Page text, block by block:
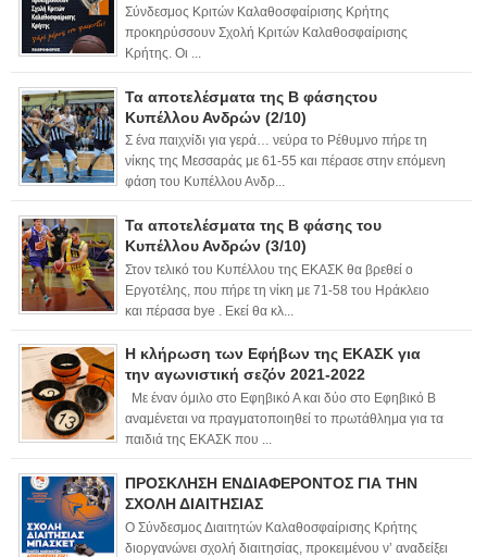
Σύνδεσμος Κριτών Καλαθοσφαίρισης Κρήτης
προκηρύσσουν Σχολή Κριτών Καλαθοσφαίρισης
Κρήτης. Οι ...
Τα αποτελέσματα της Β φάσηςτου
Κυπέλλου Ανδρών (2/10)
Σ ένα παιχνίδι για γερά… νεύρα το Ρέθυμνο πήρε τη
νίκης της Μεσσαράς με 61-55 και πέρασε στην επόμενη
φάση του Κυπέλλου Ανδρ...
Τα αποτελέσματα της Β φάσης του
Κυπέλλου Ανδρών (3/10)
Στον τελικό του Κυπέλλου της ΕΚΑΣΚ θα βρεθεί ο
Εργοτέλης, που πήρε τη νίκη με 71-58 του Ηράκλειο
και πέρασα bye . Εκεί θα κλ...
Η κλήρωση των Εφήβων της ΕΚΑΣΚ για
την αγωνιστική σεζόν 2021-2022
Με έναν όμιλο στο Εφηβικό Α και δύο στο Εφηβικό Β
αναμένεται να πραγματοποιηθεί το πρωτάθλημα για τα
παιδιά της ΕΚΑΣΚ που ...
ΠΡΟΣΚΛΗΣΗ ΕΝΔΙΑΦΕΡΟΝΤΟΣ ΓΙΑ ΤΗΝ
ΣΧΟΛΗ ΔΙΑΙΤΗΣΙΑΣ
Ο Σύνδεσμος Διαιτητών Καλαθοσφαίρισης Κρήτης
διοργανώνει σχολή διαιτησίας, προκειμένου ν’ αναδείξει